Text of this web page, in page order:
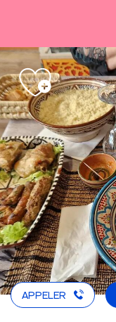
principal
APPELER